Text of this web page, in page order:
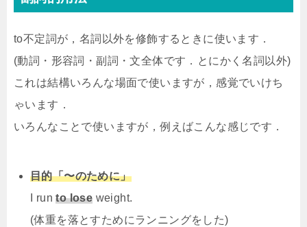
to不定詞が，名詞以外を修飾するときに使います．
(動詞・形容詞・副詞・文全体です．とにかく名詞以外)
これは結構いろんな場面で使いますが，感覚でいけち
ゃいます．
いろんなことで使いますが，例えばこんな感じです．
目的「〜のために」
I runto lose weight.
(体重を落とすためにランニングをした)